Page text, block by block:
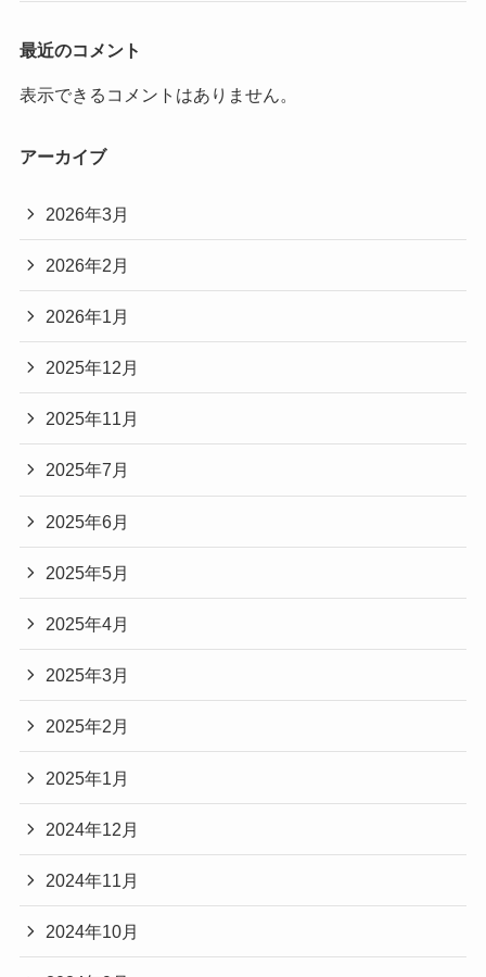
最近のコメント
表示できるコメントはありません。
アーカイブ
2026年3月
2026年2月
2026年1月
2025年12月
2025年11月
2025年7月
2025年6月
2025年5月
2025年4月
2025年3月
2025年2月
2025年1月
2024年12月
2024年11月
2024年10月